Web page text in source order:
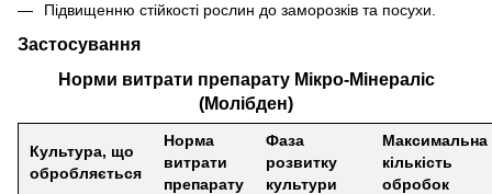
Підвищенню стійкості рослин до заморозків та посухи.
Застосування
Норми витрати препарату Мікро-Мінераліс
(Молібден)
Культура, що
обробляється
Норма
витрати
препарату
Фаза
розвитку
культури
Максимальна
кількість
обробок